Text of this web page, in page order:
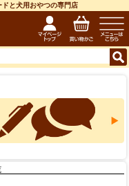
と犬用おやつの専門店